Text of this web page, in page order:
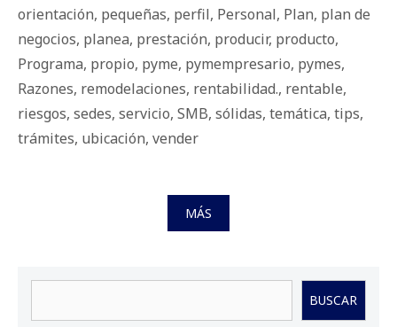
orientación, pequeñas, perfil, Personal, Plan, plan de
negocios, planea, prestación, producir, producto,
Programa, propio, pyme, pymempresario, pymes,
Razones, remodelaciones, rentabilidad., rentable,
riesgos, sedes, servicio, SMB, sólidas, temática, tips,
trámites, ubicación, vender
MÁS
BUSCAR